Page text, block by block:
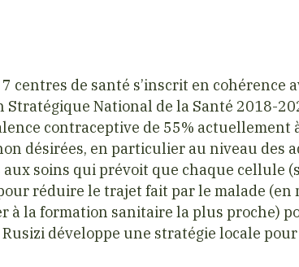
centres de santé s’inscrit en cohérence
Stratégique National de la Santé 2018-
contraceptive de 55% actuellement
désirées, en particulier au niveau des
aux soins qui prévoit que chaque cellule
réduire le trajet fait par le malade (en
à la formation sanitaire la plus proche)
développe une stratégie locale